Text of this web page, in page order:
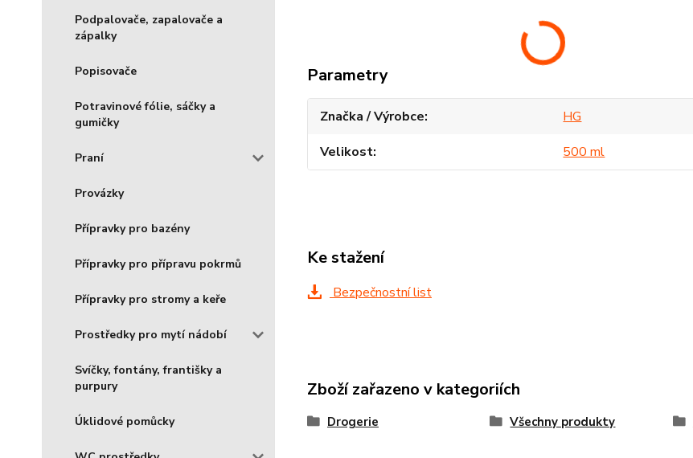
Podpalovače, zapalovače a
zápalky
Popisovače
Potravinové fólie, sáčky a
gumičky
Praní
Provázky
Přípravky pro bazény
Přípravky pro přípravu pokrmů
Přípravky pro stromy a keře
Prostředky pro mytí nádobí
Svíčky, fontány, františky a
purpury
Úklidové pomůcky
Parametry
Značka / Výrobce
HG
Velikost
500 ml
Ke stažení
Bezpečnostní list
Zboží zařazeno v kategoriích
Drogerie Všechny produkty